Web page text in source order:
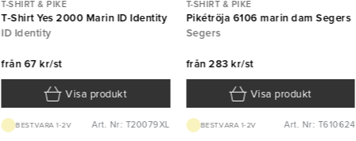
T-SHIRT & PIKÉ
T-Shirt Yes 2000 Marin ID Identity
ID Identity
från67 kr/st
Visa produkt
BEST.VARA 1-2V Art. Nr: T20079XL
T-SHIRT & PIKÉ
Pikétröja 6106 marin dam Segers
Segers
från283 kr/st
Visa produkt
BEST.VARA 1-2V Art. Nr: T610624